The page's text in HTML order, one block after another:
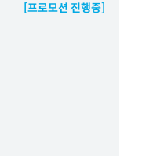
[프로모션 진행중]